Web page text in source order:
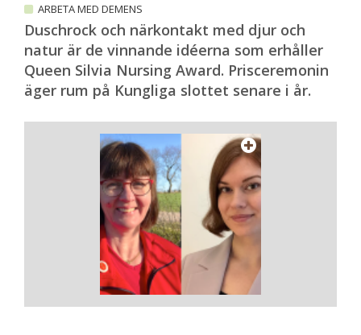
ARBETA MED DEMENS
Duschrock och närkontakt med djur och
natur är de vinnande idéerna som erhåller
Queen Silvia Nursing Award. Prisceremonin
äger rum på Kungliga slottet senare i år.